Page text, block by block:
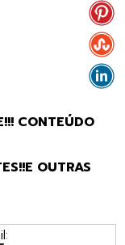
CONTEÚDO
OUTRAS